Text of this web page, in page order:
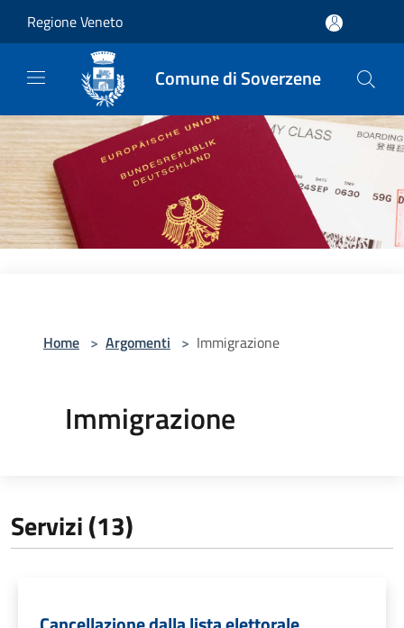
Regione Veneto
Comune di Soverzene
Home > Argomenti > Immigrazione
Immigrazione
Servizi (13)